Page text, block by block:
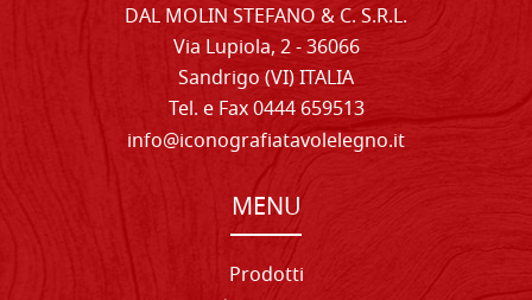
DAL MOLIN STEFANO & C. S.R.L.
Via Lupiola, 2 - 36066
Sandrigo (VI) ITALIA
Tel. e Fax 0444 659513
info@iconografiatavolelegno.it
MENU
Prodotti